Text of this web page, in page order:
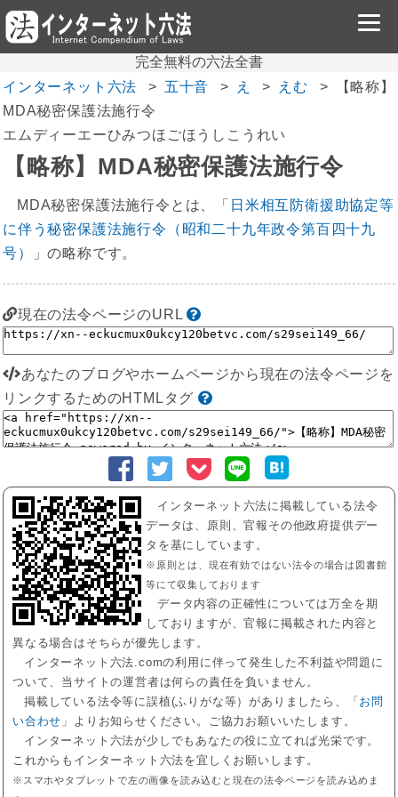
完全無料の六法全書
インターネット六法
五十音 え えむ
【略称】
MDA秘密保護法施行令
エムディーエーひみつほごほうしこうれい
【略称】MDA秘密保護法施行令
MDA秘密保護法施行令とは、「 日米相互防衛援助協定等
に伴う秘密保護法施行令（昭和二十九年政令第百四十九
号）
」の略称です。
現在の法令ページのURL
あなたのブログやホームページから現在の法令ページを
リンクするためのHTMLタグ
インターネット六法に掲載している法令
データは、原則、官報その他政府提供デー
タを基にしています。
※原則とは、現在有効ではない法令の場合は図書館
等にて収集しております
データ内容の正確性については万全を期
しておりますが、官報に掲載された内容と
異なる場合はそちらが優先します。
インターネット六法.comの利用に伴って発生した不利益や問題に
ついて、当サイトの運営者は何らの責任を負いません。
掲載している法令等に誤植(ふりがな等）がありましたら、「 お問
い合わせ 」よりお知らせください。ご協力お願いいたします。
インターネット六法が少しでもあなたの役に立てれば光栄です。
これからもインターネット六法を宜しくお願いします。
※スマホやタブレットで左の画像を読み込むと現在の法令ページを読み込めま